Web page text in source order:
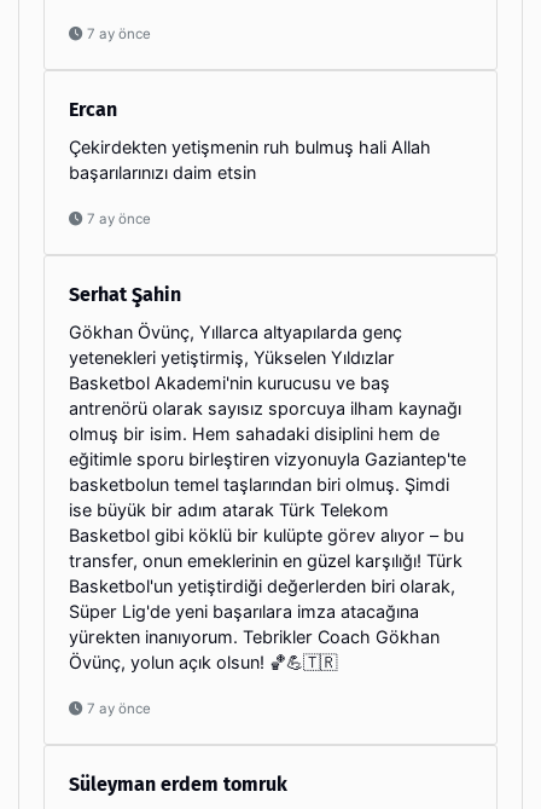
7 ay önce
Ercan
Çekirdekten yetişmenin ruh bulmuş hali Allah
başarılarınızı daim etsin
7 ay önce
Serhat Şahin
Gökhan Övünç, Yıllarca altyapılarda genç
yetenekleri yetiştirmiş, Yükselen Yıldızlar
Basketbol Akademi'nin kurucusu ve baş
antrenörü olarak sayısız sporcuya ilham kaynağı
olmuş bir isim. Hem sahadaki disiplini hem de
eğitimle sporu birleştiren vizyonuyla Gaziantep'te
basketbolun temel taşlarından biri olmuş. Şimdi
ise büyük bir adım atarak Türk Telekom
Basketbol gibi köklü bir kulüpte görev alıyor – bu
transfer, onun emeklerinin en güzel karşılığı! Türk
Basketbol'un yetiştirdiği değerlerden biri olarak,
Süper Lig'de yeni başarılara imza atacağına
yürekten inanıyorum. Tebrikler Coach Gökhan
Övünç, yolun açık olsun! 🏀💪🇹🇷
7 ay önce
Süleyman erdem tomruk